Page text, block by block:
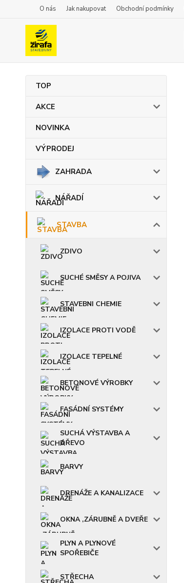
O nás Jak nakupovat Obchodní podmínky
TOP
AKCE
NOVINKA
VÝPRODEJ
ZAHRADA
NÁŘADÍ
STAVBA
ZDIVO
SUCHÉ SMĚSY A POJIVA
STAVEBNI CHEMIE
IZOLACE PROTI VODĚ
IZOLACE TEPELNÉ
BETONOVÉ VÝROBKY
FASÁDNÍ SYSTÉMY
SUCHÁ VÝSTAVBA A
DŘEVO
BARVY
DRENÁŽE A KANALIZACE
OKNA ,ZÁRUBNĚ A DVEŘE
PLYN A PLYNOVÉ
SPOŘEBIČE
STŘECHA